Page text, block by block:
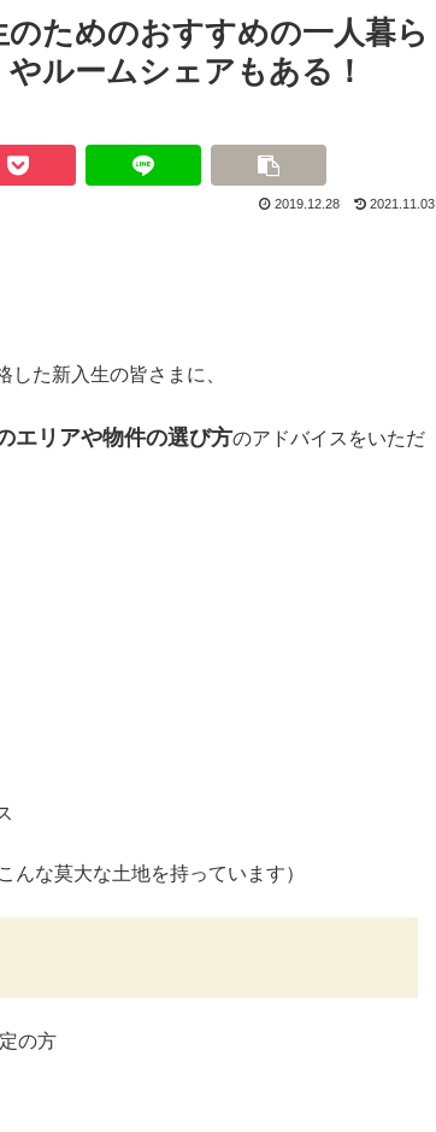
のためのおすすめの一人暮ら
ルームシェアもある！
2019.12.28 2021.11.03
た新入生の皆さまに、
エリアや物件の選び方のアドバイスをいただ
んな莫大な土地を持っています）
の方